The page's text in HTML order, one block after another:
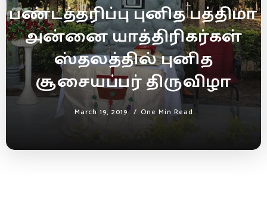
பண்டத்தரிப்பு புனித பத்திமா
அன்னை யாத்திரிகர்கள்
ஸ்தலத்தில் புனித
சூசையப்பர் திருவிழா
March 19, 2019 One Min Read